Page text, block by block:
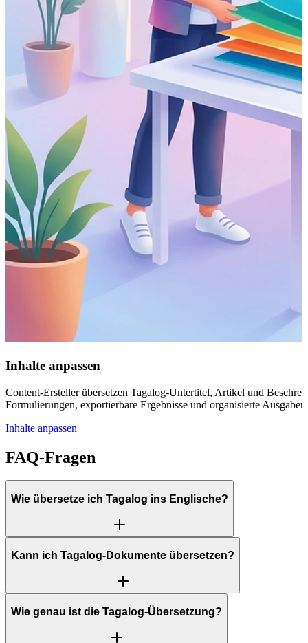
Inhalte anpassen
Content-Ersteller übersetzen Tagalog-Untertitel, Artikel und
Formulierungen, exportierbare Ergebnisse und organisierte
Inhalte anpassen
FAQ-Fragen
Wie übersetze ich Tagalog ins Englische?
Kann ich Tagalog-Dokumente übersetzen?
Wie genau ist die Tagalog-Übersetzung?